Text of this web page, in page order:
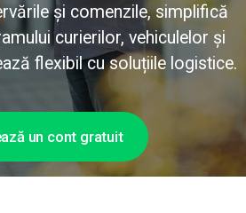
și comenzile, simplifică
curierilor, vehiculelor și
flexibil cu soluțiile logistice.
un cont gratuit